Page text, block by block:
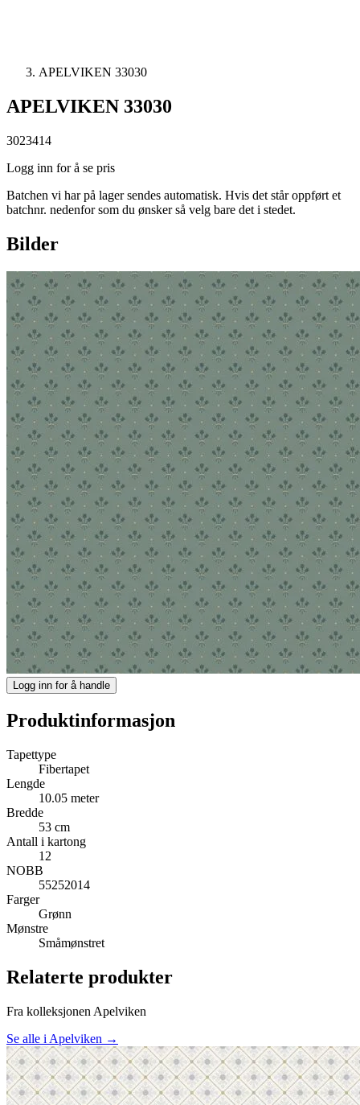
APELVIKEN 33030
APELVIKEN 33030
3023414
Logg inn for å se pris
Batchen vi har på lager sendes automatisk. Hvis det står oppført et
batchnr. nedenfor som du ønsker så velg bare det i stedet.
Bilder
Logg inn for å handle
Produktinformasjon
Tapettype
Fibertapet
Lengde
10.05 meter
Bredde
53 cm
Antall i kartong
12
NOBB
55252014
Farger
Grønn
Mønstre
Småmønstret
Relaterte produkter
Fra kolleksjonen Apelviken
Se alle i Apelviken →